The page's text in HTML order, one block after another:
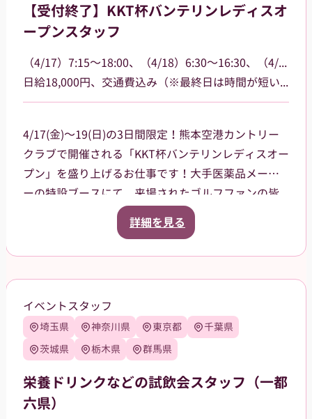
【受付終了】KKT杯バンテリンレディスオ
ープンスタッフ
（4/17）7:15～18:00、（4/18）6:30～16:30、（4/19）6:30～15:00
日給18,000円、交通費込み（※最終日は時間が短いため16,000円）
4/17(金)～19(日)の3日間限定！熊本空港カントリー
クラブで開催される「KKT杯バンテリンレディスオー
プン」を盛り上げるお仕事です！大手医薬品メーカ
ーの特設ブースにて、来場されたゴルフファンの皆
様への声掛けや、商品（栄養ドリンク、双眼鏡、大
会グッズ）の販売、ドリンクのサンプリング（配
まで移動していただく予定です（タクシー代は会社
が負担）。
【服装について】
事できます！
貸与品： ジャンパー、ポロシャツ、キャップをこち
詳細を見る
イベントスタッフ
埼玉県 神奈川県 東京都
千葉県
茨城県
栃木県 群馬県
栄養ドリンクなどの試飲会スタッフ（一都
六県）